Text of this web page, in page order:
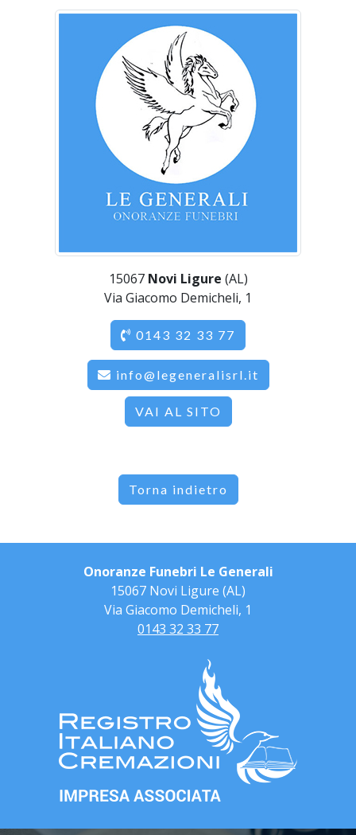
15067 Novi Ligure (AL)
Via Giacomo Demicheli, 1
0143 32 33 77
info@legeneralisrl.it
VAI AL SITO
Torna indietro
Onoranze Funebri Le Generali
15067 Novi Ligure (AL)
Via Giacomo Demicheli, 1
0143 32 33 77